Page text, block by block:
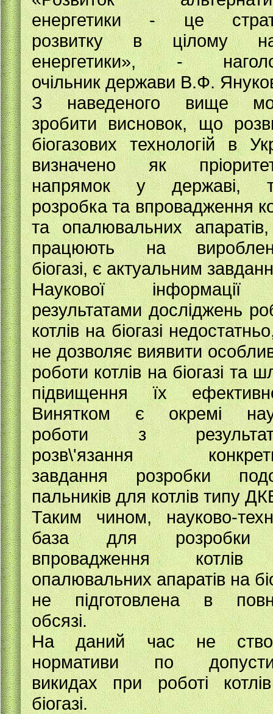
енергетики - це
розвитку в цілому
енергетики», -
очільник держави В.Ф.
З наведеного вище
зробити висновок, що
біогазових технологій в
визначено як
напрямок у державі,
розробка та впровадження
та опалювальних
працюють на
біогазі, є актуальним
Наукової
результатами досліджень
котлів на біогазі
не дозволяє виявити
роботи котлів на біогазі та
підвищення їх
Винятком є окремі
роботи з
розв\'язання
завдання розробки
пальників для котлів типу
Таким чином, науково-
база для
впровадження
опалювальних апаратів на
не підготовлена в
обсязі.
На даний час не
нормативи по
викидах при роботі
біогазі.